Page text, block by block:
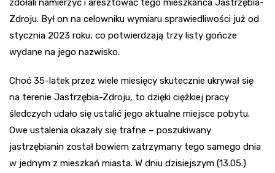
Zdroju. Był on na celowniku wymiaru sprawiedliwości już od
stycznia 2023 roku, co potwierdzają trzy listy gończe
wydane na jego nazwisko.
Choć 35-latek przez wiele miesięcy skutecznie ukrywał się
na terenie Jastrzębia-Zdroju, to dzięki ciężkiej pracy
śledczych udało się ustalić jego aktualne miejsce pobytu.
Owe ustalenia okazały się trafne – poszukiwany
jastrzębianin został bowiem zatrzymany tego samego dnia
w jednym z mieszkań miasta. W dniu dzisiejszym (13.05.)